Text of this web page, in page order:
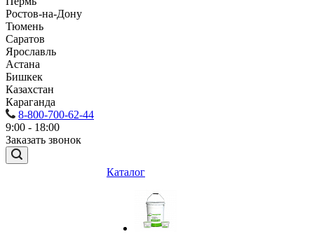
Ростов-на-Дону
Тюмень
Саратов
Ярославль
Астана
Бишкек
Казахстан
Караганда
8-800-700-62-44
9:00 - 18:00
Заказать звонок
Каталог